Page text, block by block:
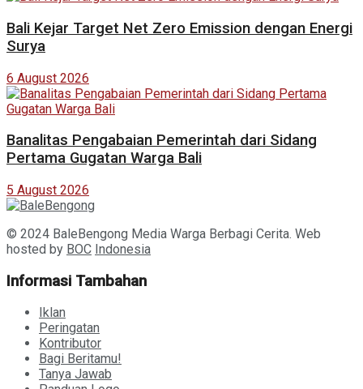
Bali Kejar Target Net Zero Emission dengan Energi
Surya
6 August 2026
Banalitas Pengabaian Pemerintah dari Sidang
Pertama Gugatan Warga Bali
5 August 2026
© 2024 BaleBengong Media Warga Berbagi Cerita. Web
hosted by BOC Indonesia
Informasi Tambahan
Iklan
Peringatan
Kontributor
Bagi Beritamu!
Tanya Jawab